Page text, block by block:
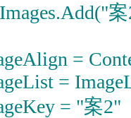
=
=
= "案2"